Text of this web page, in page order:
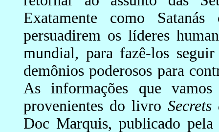
Exatamente como
persuadirem os líderes
mundial, para fazê-los
demônios poderosos para
As informações que
provenientes do livro
Doc Marquis, publicado